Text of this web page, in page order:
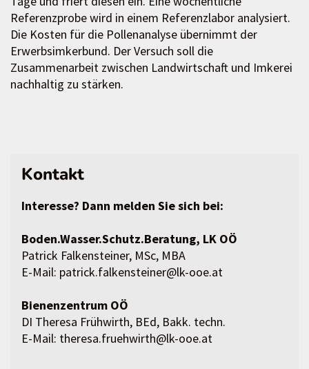
Referenzprobe wird in einem Referenzlabor analysiert.
Die Kosten für die Pollenanalyse übernimmt der
Erwerbsimkerbund. Der Versuch soll die
Zusammenarbeit zwischen Landwirtschaft und Imkerei
nachhaltig zu stärken.
Kontakt
Interesse? Dann melden Sie sich bei:
Boden.Wasser.Schutz.Beratung, LK OÖ
Patrick Falkensteiner, MSc, MBA
E-Mail: patrick.falkensteiner@lk-ooe.at
Bienenzentrum OÖ
DI Theresa Frühwirth, BEd, Bakk. techn.
E-Mail: theresa.fruehwirth@lk-ooe.at